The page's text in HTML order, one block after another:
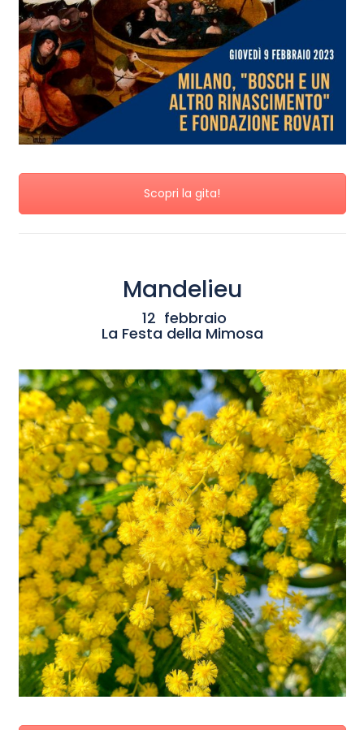
Scopri la gita!
Mandelieu
12 febbraio
La Festa della Mimosa